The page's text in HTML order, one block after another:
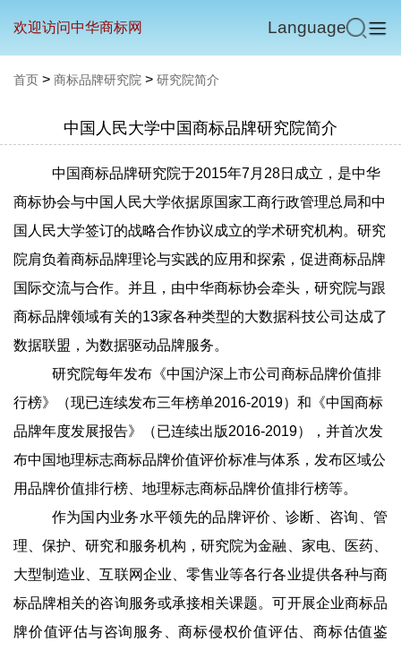
欢迎访问中华商标网 Language
首页 > 商标品牌研究院 > 研究院简介
中国人民大学中国商标品牌研究院简介
中国商标品牌研究院于2015年7月28日成立，是中华
商标协会与中国人民大学依据原国家工商行政管理总局和中
国人民大学签订的战略合作协议成立的学术研究机构。研究
院肩负着商标品牌理论与实践的应用和探索，促进商标品牌
国际交流与合作。并且，由中华商标协会牵头，研究院与跟
商标品牌领域有关的13家各种类型的大数据科技公司达成了
数据联盟，为数据驱动品牌服务。
研究院每年发布《中国沪深上市公司商标品牌价值排
行榜》（现已连续发布三年榜单2016-2019）和《中国商标
品牌年度发展报告》（已连续出版2016-2019），并首次发
布中国地理标志商标品牌价值评价标准与体系，发布区域公
用品牌价值排行榜、地理标志商标品牌价值排行榜等。
作为国内业务水平领先的品牌评价、诊断、咨询、管
理、保护、研究和服务机构，研究院为金融、家电、医药、
大型制造业、互联网企业、零售业等各行各业提供各种与商
标品牌相关的咨询服务或承接相关课题。可开展企业商标品
牌价值评估与咨询服务、商标侵权价值评估、商标估值鉴